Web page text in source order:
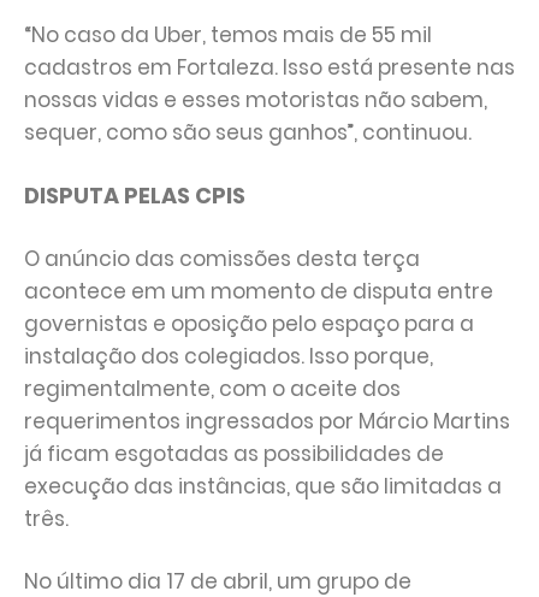
“No caso da Uber, temos mais de 55 mil
cadastros em Fortaleza. Isso está presente nas
nossas vidas e esses motoristas não sabem,
sequer, como são seus ganhos”, continuou.
DISPUTA PELAS CPIS
O anúncio das comissões desta terça
acontece em um momento de disputa entre
governistas e oposição pelo espaço para a
instalação dos colegiados. Isso porque,
regimentalmente, com o aceite dos
requerimentos ingressados por Márcio Martins
já ficam esgotadas as possibilidades de
execução das instâncias, que são limitadas a
três.
No último dia 17 de abril, um grupo de